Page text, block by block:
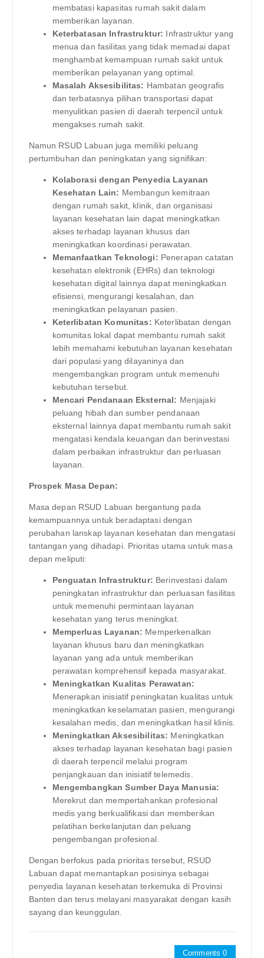
membatasi kapasitas rumah sakit dalam
memberikan layanan.
Keterbatasan Infrastruktur: Infrastruktur yang
menua dan fasilitas yang tidak memadai dapat
menghambat kemampuan rumah sakit untuk
memberikan pelayanan yang optimal.
Masalah Aksesibilitas: Hambatan geografis
dan terbatasnya pilihan transportasi dapat
menyulitkan pasien di daerah terpencil untuk
mengakses rumah sakit.
Namun RSUD Labuan juga memiliki peluang
pertumbuhan dan peningkatan yang signifikan:
Kolaborasi dengan Penyedia Layanan
Kesehatan Lain: Membangun kemitraan
dengan rumah sakit, klinik, dan organisasi
layanan kesehatan lain dapat meningkatkan
akses terhadap layanan khusus dan
meningkatkan koordinasi perawatan.
Memanfaatkan Teknologi: Penerapan catatan
kesehatan elektronik (EHRs) dan teknologi
kesehatan digital lainnya dapat meningkatkan
efisiensi, mengurangi kesalahan, dan
meningkatkan pelayanan pasien.
Keterlibatan Komunitas: Keterlibatan dengan
komunitas lokal dapat membantu rumah sakit
lebih memahami kebutuhan layanan kesehatan
dari populasi yang dilayaninya dan
mengembangkan program untuk memenuhi
kebutuhan tersebut.
Mencari Pendanaan Eksternal: Menjajaki
peluang hibah dan sumber pendanaan
eksternal lainnya dapat membantu rumah sakit
mengatasi kendala keuangan dan berinvestasi
dalam perbaikan infrastruktur dan perluasan
layanan.
Prospek Masa Depan:
Masa depan RSUD Labuan bergantung pada
kemampuannya untuk beradaptasi dengan
perubahan lanskap layanan kesehatan dan mengatasi
tantangan yang dihadapi. Prioritas utama untuk masa
depan meliputi:
Penguatan Infrastruktur: Berinvestasi dalam
peningkatan infrastruktur dan perluasan fasilitas
untuk memenuhi permintaan layanan
kesehatan yang terus meningkat.
Memperluas Layanan: Memperkenalkan
layanan khusus baru dan meningkatkan
layanan yang ada untuk memberikan
perawatan komprehensif kepada masyarakat.
Meningkatkan Kualitas Perawatan:
Menerapkan inisiatif peningkatan kualitas untuk
meningkatkan keselamatan pasien, mengurangi
kesalahan medis, dan meningkatkan hasil klinis.
Meningkatkan Aksesibilitas: Meningkatkan
akses terhadap layanan kesehatan bagi pasien
di daerah terpencil melalui program
penjangkauan dan inisiatif telemedis.
Mengembangkan Sumber Daya Manusia:
Merekrut dan mempertahankan profesional
medis yang berkualifikasi dan memberikan
pelatihan berkelanjutan dan peluang
pengembangan profesional.
Dengan berfokus pada prioritas tersebut, RSUD
Labuan dapat memantapkan posisinya sebagai
penyedia layanan kesehatan terkemuka di Provinsi
Banten dan terus melayani masyarakat dengan kasih
sayang dan keunggulan.
Comments 0